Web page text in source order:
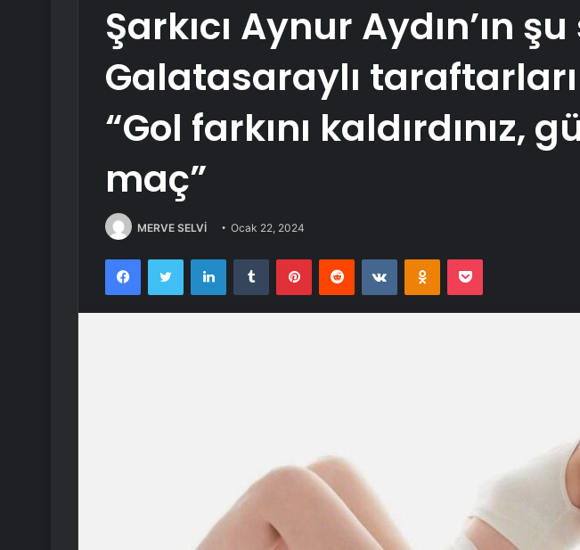
Şarkıcı Aynur Aydın’ın
Galatasaraylı taraftarları
“Gol farkını kaldırdınız,
maç”
MERVE SELVİ Ocak 22, 2024
FacebookTwitter LinkedInTumblr PinterestReddit VKontakteOdnoklassniki
Pocket